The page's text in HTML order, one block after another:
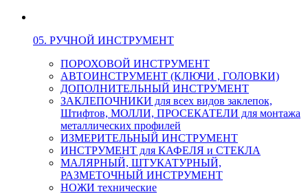
05. РУЧНОЙ ИНСТРУМЕНТ
ПОРОХОВОЙ ИНСТРУМЕНТ
АВТОИНСТРУМЕНТ (КЛЮЧИ , ГОЛОВКИ)
ДОПОЛНИТЕЛЬНЫЙ ИНСТРУМЕНТ
ЗАКЛЕПОЧНИКИ для всех видов заклепок,
Штифтов, МОЛЛИ, ПРОСЕКАТЕЛИ для монтажа
металлических профилей
ИЗМЕРИТЕЛЬНЫЙ ИНСТРУМЕНТ
ИНСТРУМЕНТ для КАФЕЛЯ и СТЕКЛА
МАЛЯРНЫЙ, ШТУКАТУРНЫЙ,
РАЗМЕТОЧНЫЙ ИНСТРУМЕНТ
НОЖИ технические